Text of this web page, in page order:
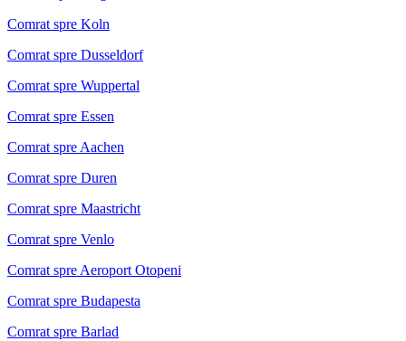
Comrat spre Koln
Comrat spre Dusseldorf
Comrat spre Wuppertal
Comrat spre Essen
Comrat spre Aachen
Comrat spre Duren
Comrat spre Maastricht
Comrat spre Venlo
Comrat spre Aeroport Otopeni
Comrat spre Budapesta
Comrat spre Barlad